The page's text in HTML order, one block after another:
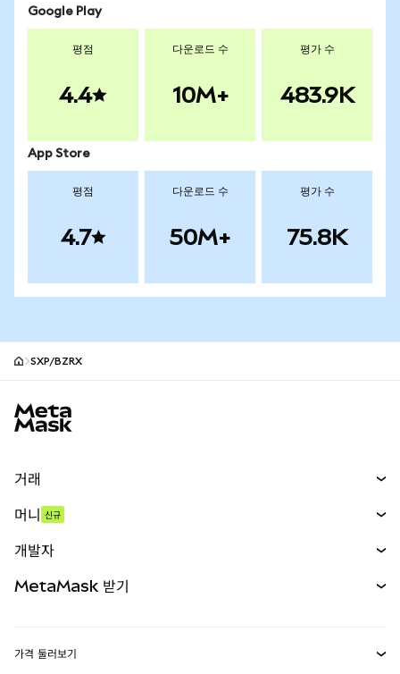
Google Play
평점
4.4
다운로드 수
10M+
평가 수
483.9K
App Store
평점
4.7
다운로드 수
50M+
평가 수
75.8K
SXP/BZRX
거래
무기한 선물
실물자산
머니 신규
개발자
MetaMask 받기
가격 둘러보기